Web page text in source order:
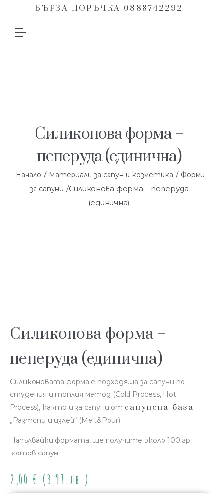
БЪРЗА ПОРЪЧКА 0888742292
Силиконова форма –
пеперуда (единична)
Начало / Материали за сапун и козметика / Форми
за сапуни /Силиконова форма – пеперуда
(единична)
Силиконова форма –
пеперуда (единична)
Силиконовата форма е подходяща за сапуни по
студения и топлия метод (Cold Process, Hot
Process), както и за сапуни от сапунена база
„Разтопи и излей“ (Melt&Pour).
Напълвайки формата, ще получите около 100 гр.
готов сапун.
2,00 € (3,91 лв.)